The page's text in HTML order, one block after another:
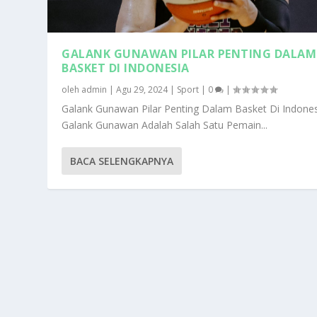
GALANK GUNAWAN PILAR PENTING DALAM
BASKET DI INDONESIA
oleh admin |Agu 29, 2024| Sport | 0 |
Galank Gunawan Pilar Penting Dalam Basket Di
Galank Gunawan Adalah Salah Satu Pemain...
BACA SELENGKAPNYA